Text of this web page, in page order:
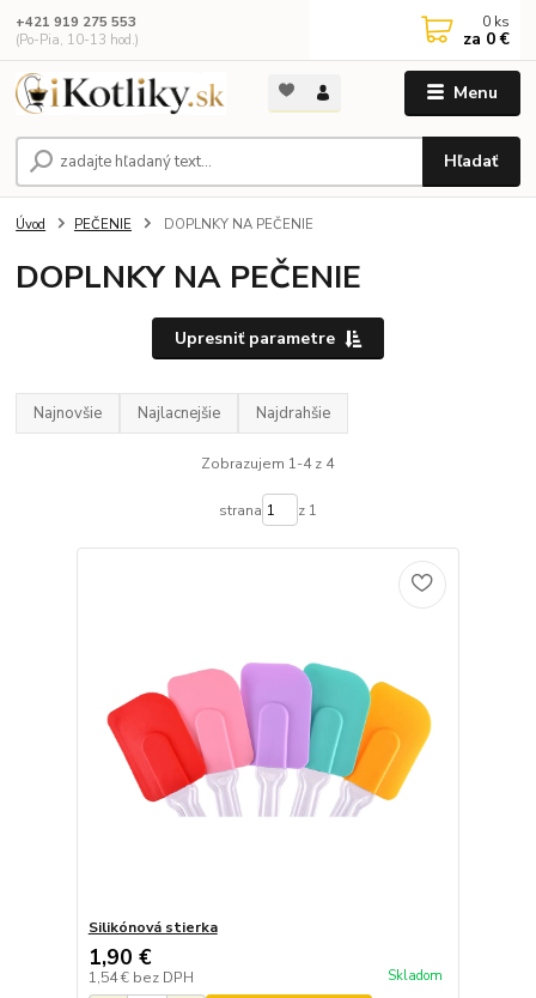
Menu
Hľadať
+421 919 275 553
(Po-Pia, 10-13 hod.)
0 ks
za 0 €
Úvod PEČENIE DOPLNKY NA PEČENIE
DOPLNKY NA PEČENIE
Upresniť parametre
Najnovšie Najlacnejšie Najdrahšie
Zobrazujem 1-4 z 4
strana z 1
Silikónová stierka
1,90 €
1,54 € bez DPH Skladom